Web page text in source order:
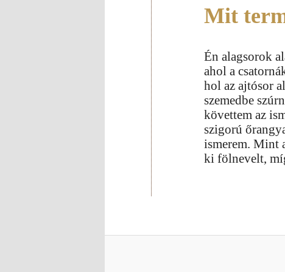
Mit
Én alagsorok
ahol a
hol az ajtósor
szemedbe
követtem az
szigorú
ismerem. Mint
ki fölnevelt,